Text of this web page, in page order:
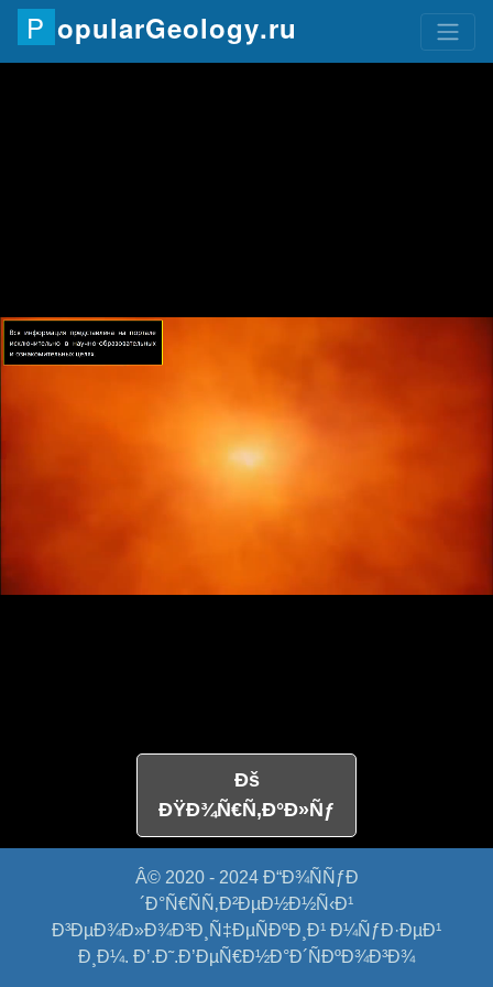
P opularGeology.ru
Ðš
ÐŸÐ¾Ñ€Ñ‚Ð°Ð»Ñƒ
Â© 2020 - 2024 Ð“Ð¾ÑÑƒÐ
´Ð°Ñ€ÑÑ‚Ð²ÐµÐ½Ð½Ñ‹Ð¹
Ð³ÐµÐ¾Ð»Ð¾Ð³Ð¸Ñ‡ÐµÑÐºÐ¸Ð¹ Ð¼ÑƒÐ·ÐµÐ¹
Ð¸Ð¼. Ð’.Ð˜.Ð’ÐµÑ€Ð½Ð°Ð´ÑÐºÐ¾Ð³Ð¾